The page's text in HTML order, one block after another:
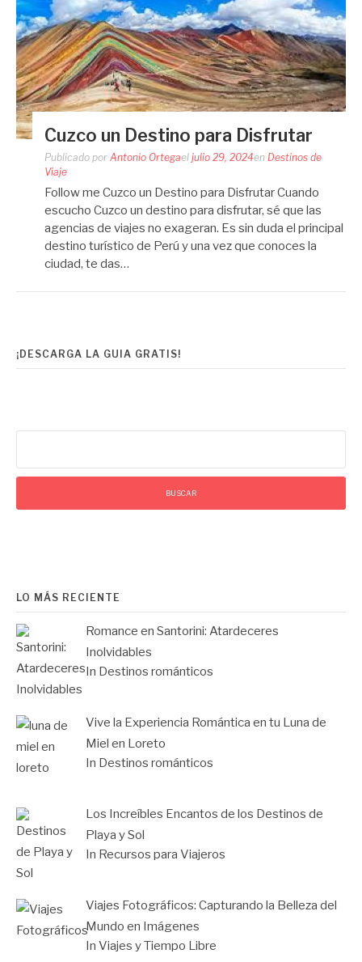
Cuzco un Destino para Disfrutar
Publicado por Antonio Ortegael julio 29, 2024en Destinos de
Viaje
Follow me Cuzco un Destino para Disfrutar Cuando
escucho Cuzco un destino para disfrutar, sé que las
agencias de viajes no exageran. Es sin duda el principal
destino turístico de Perú y una vez que conoces la
ciudad, te das…
¡DESCARGA LA GUIA GRATIS!
LO MÁS RECIENTE
Romance en Santorini: Atardeceres
Inolvidables
In Destinos románticos
Vive la Experiencia Romántica en tu Luna de
Miel en Loreto
In Destinos románticos
Los Increíbles Encantos de los Destinos de
Playa y Sol
In Recursos para Viajeros
Viajes Fotográficos: Capturando la Belleza del
Mundo en Imágenes
In Viajes y Tiempo Libre